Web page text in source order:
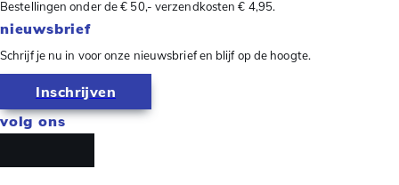
Bestellingen onder de € 50,- verzendkosten € 4,95.
nieuwsbrief
Schrijf je nu in voor onze nieuwsbrief en blijf op de hoogte.
Inschrijven
volg ons